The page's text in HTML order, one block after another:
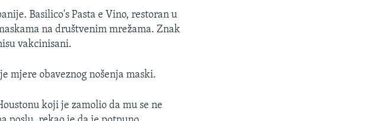
Basilico's Pasta e Vino, restoran u
na društvenim mrežama. Znak
vakcinisani.
mjere obaveznog nošenja maski.
koji je zamolio da mu se ne